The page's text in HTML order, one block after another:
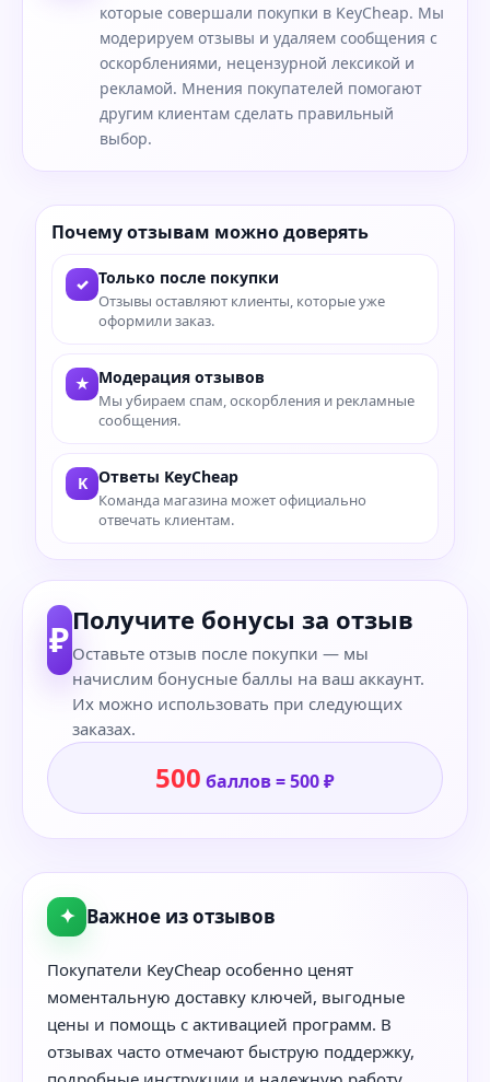
которые совершали покупки в KeyCheap. Мы
модерируем отзывы и удаляем сообщения с
оскорблениями, нецензурной лексикой и
рекламой. Мнения покупателей помогают
другим клиентам сделать правильный
выбор.
Почему отзывам можно доверять
✓ Только после покупки
Отзывы оставляют клиенты, которые уже
оформили заказ.
★ Модерация отзывов
Мы убираем спам, оскорбления и рекламные
сообщения.
K Ответы KeyCheap
Команда магазина может официально
отвечать клиентам.
₽Получите бонусы за отзыв
Оставьте отзыв после покупки — мы
начислим бонусные баллы на ваш аккаунт.
Их можно использовать при следующих
заказах.
500 баллов = 500 ₽
✦ Важное из отзывов
Покупатели KeyCheap особенно ценят
моментальную доставку ключей, выгодные
цены и помощь с активацией программ. В
отзывах часто отмечают быструю поддержку,